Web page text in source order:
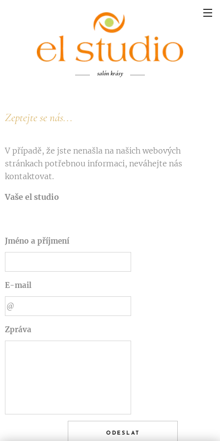
salón krásy
Zeptejte se nás...
V případě, že jste nenašla na našich webových
stránkach potřebnou informaci, neváhejte nás
kontaktovat.
Vaše el studio
Jméno a příjmení
E-mail
Zpráva
ODESLAT